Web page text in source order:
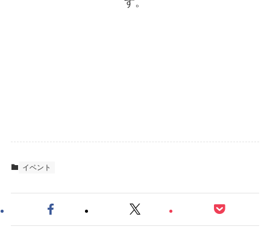
イベント